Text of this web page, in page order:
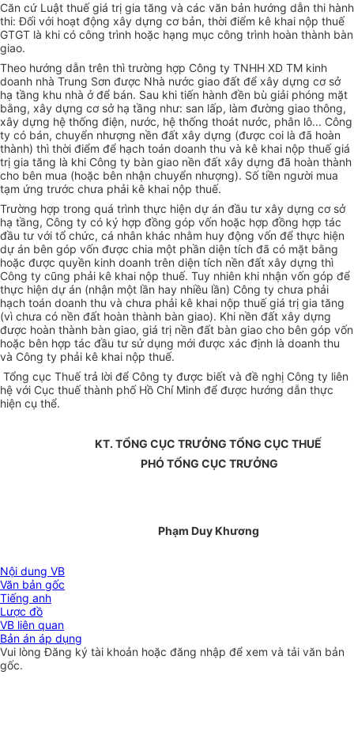
Căn cứ Luật thuế giá trị gia tăng và các văn bản hướng dẫn thi hành
thi: Đối với hoạt động xây dựng cơ bản, thời điểm kê khai nộp thuế
GTGT là khi có công trình hoặc hạng mục công trình hoàn thành bàn
giao.
Theo hướng dẫn trên thì trường hợp Công ty TNHH XD TM kinh
doanh nhà Trung Sơn được Nhà nước giao đất để xây dựng cơ sở
hạ tầng khu nhà ở để bán. Sau khi tiến hành đền bù giải phóng mặt
bằng, xây dựng cơ sở hạ tầng như: san lấp, làm đường giao thông,
xây dựng hệ thống điện, nước, hệ thống thoát nước, phân lô... Công
ty có bán, chuyển nhượng nền đất xây dựng (được coi là đã hoàn
thành) thì thời điểm để hạch toán doanh thu và kê khai nộp thuế giá
trị gia tăng là khi Công ty bàn giao nền đất xây dựng đã hoàn thành
cho bên mua (hoặc bên nhận chuyển nhượng). Số tiền người mua
tạm ứng trước chưa phải kê khai nộp thuế.
Trường hợp trong quá trình thực hiện dự án đầu tư xây dựng cơ sở
hạ tầng, Công ty có ký hợp đồng góp vốn hoặc hợp đồng hợp tác
đầu tư với tổ chức, cá nhân khác nhằm huy động vốn để thực hiện
dự án bên góp vốn được chia một phần diện tích đã có mặt bằng
hoặc được quyền kinh doanh trên diện tích nền đất xây dựng thì
Công ty cũng phải kê khai nộp thuế. Tuy nhiên khi nhận vốn góp để
thực hiện dự án (nhận một lần hay nhiều lần) Công ty chưa phải
hạch toán doanh thu và chưa phải kê khai nộp thuế giá trị gia tăng
(vì chưa có nền đất hoàn thành bàn giao). Khi nền đất xây dựng
được hoàn thành bàn giao, giá trị nền đất bàn giao cho bên góp vốn
hoặc bên hợp tác đầu tư sử dụng mới được xác định là doanh thu
và Công ty phải kê khai nộp thuế.
Tổng cục Thuế trả lời để Công ty được biết và đề nghị Công ty liên
hệ với Cục thuế thành phố Hồ Chí Minh để được hướng dẫn thực
hiện cụ thể.
KT. TỔNG CỤC TRƯỞNG TỔNG CỤC THUẾ
PHÓ TỔNG CỤC TRƯỞNG
Phạm Duy Khương
Nội dung VB
Văn bản gốc
Tiếng anh
Lược đồ
VB liên quan
Bản án áp dụng
Vui lòngĐăng ký tài khoản hoặc đăng nhập để xem và tải văn bản
gốc.